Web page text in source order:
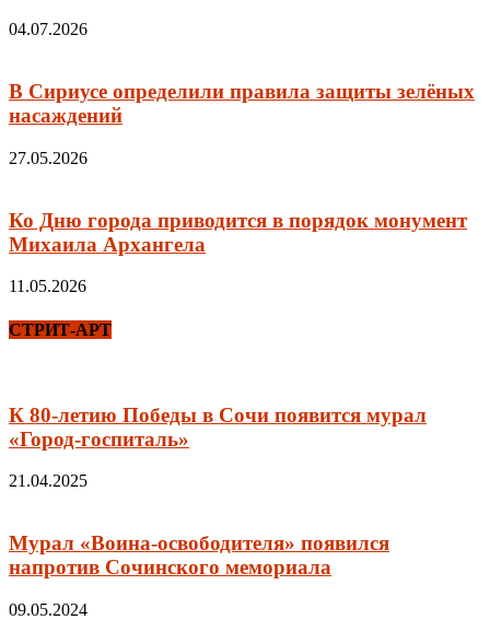
04.07.2026
В Сириусе определили правила защиты зелёных
насаждений
27.05.2026
Ко Дню города приводится в порядок монумент
Михаила Архангела
11.05.2026
СТРИТ-АРТ
К 80-летию Победы в Сочи появится мурал
«Город-госпиталь»
21.04.2025
Мурал «Воина-освободителя» появился
напротив Сочинского мемориала
09.05.2024